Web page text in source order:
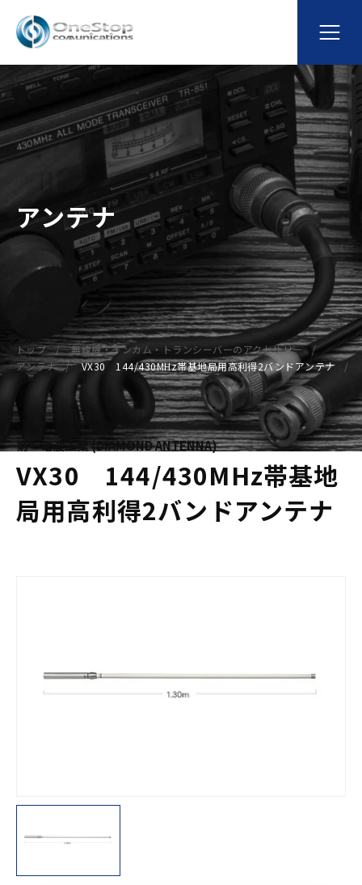
アンテナ
トップ
無線機・インカム・トランシーバーのアクセサリー
アンテナ
VX30 144/430MHz帯基地局用高利得2バンドアンテナ
第一電波工業 (DIAMOND ANTENNA)
VX30 144/430MHz帯基地
局用高利得2バンドアンテナ